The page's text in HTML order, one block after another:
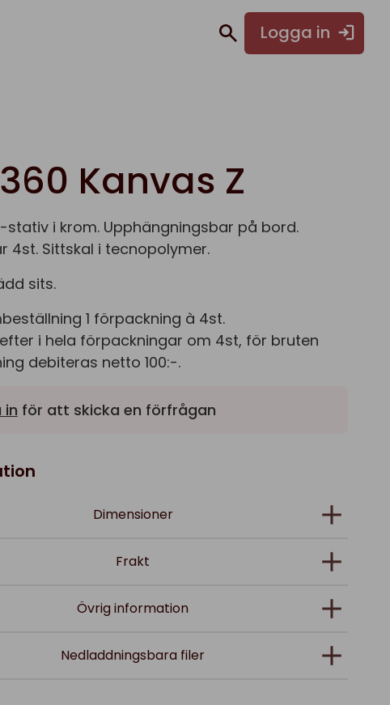
Logga in
Kanvas Z
stativ i krom. Upphängningsbar på bord.
4st. Sittskal i tecnopolymer.
sits.
1 förpackning à 4st.
i hela förpackningar om 4st, för bruten
debiteras netto 100:-.
in för att skicka en förfrågan
Dimensioner
Frakt
Övrig information
Nedladdningsbara filer